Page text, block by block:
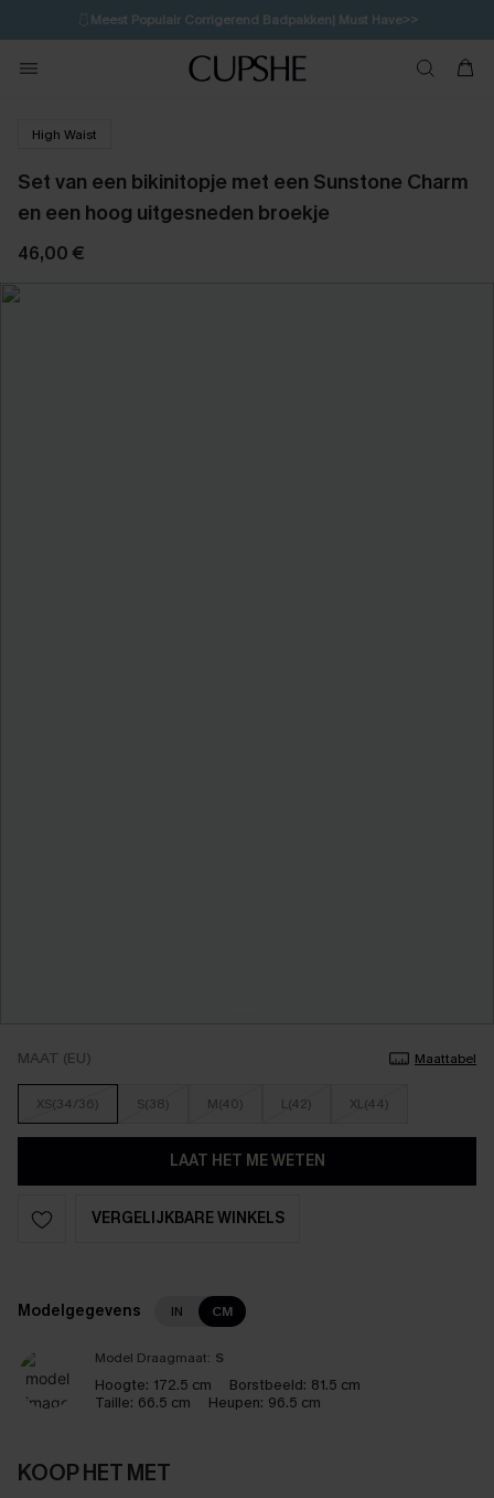
🩱Meest Populair Corrigerend Badpakken| Must Have>>
💌Abonneer je & ontvang tot 15% korting>>
Koop 3, krijg 15% korting | CODE: SW15
High Waist
Set van een bikinitopje met een Sunstone Charm
en een hoog uitgesneden broekje
46,00 €
MAAT (EU) Maattabel
XS(34/36) S(38) M(40) L(42) XL(44)
LAAT HET ME WETEN
VERGELIJKBARE WINKELS
Modelgegevens IN CM
Model Draagmaat: S
Hoogte: 172.5 cm Borstbeeld: 81.5 cm
Taille: 66.5 cm Heupen: 96.5 cm
KOOP HET MET